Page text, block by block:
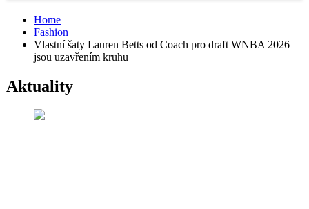
Home
Fashion
Vlastní šaty Lauren Betts od Coach pro draft WNBA 2026
jsou uzavřením kruhu
Aktuality